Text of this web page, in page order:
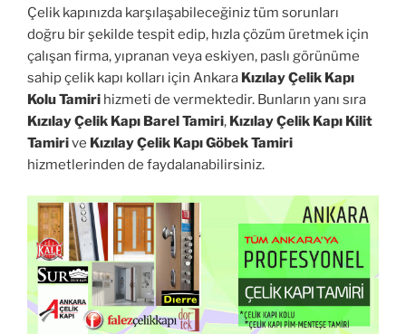
Çelik kapınızda karşılaşabileceğiniz tüm sorunları
doğru bir şekilde tespit edip, hızla çözüm üretmek için
çalışan firma, yıpranan veya eskiyen, paslı görünüme
sahip çelik kapı kolları için Ankara Kızılay Çelik Kapı
Kolu Tamiri hizmeti de vermektedir. Bunların yanı sıra
Kızılay Çelik Kapı Barel Tamiri, Kızılay Çelik Kapı Kilit
Tamirive Kızılay Çelik Kapı Göbek Tamiri
hizmetlerinden de faydalanabilirsiniz.